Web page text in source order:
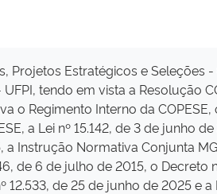
Projetos Estratégicos e Seleções -
tendo em vista a Resolução
o Regimento Interno da COPESE,
a Lei nº 15.142, de 3 de junho
a Instrução Normativa Conjunta
de 6 de julho de 2015, o Decreto
12.533, de 25 de junho de 2025 e